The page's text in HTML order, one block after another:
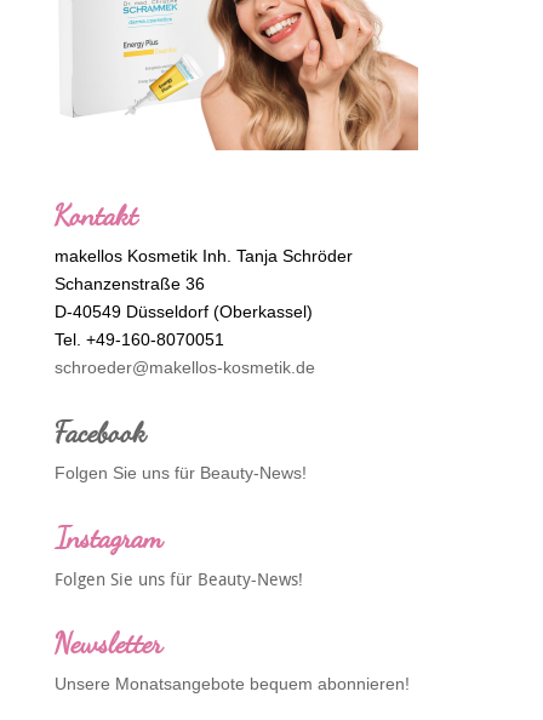
Kontakt
makellos Kosmetik Inh. Tanja Schröder
Schanzenstraße 36
D-40549 Düsseldorf (Oberkassel)
Tel. +49-160-8070051
schroeder@makellos-kosmetik.de
Facebook
Folgen Sie uns für Beauty-News!
Instagram
Folgen Sie uns für Beauty-News!
Newsletter
Unsere Monatsangebote bequem abonnieren!